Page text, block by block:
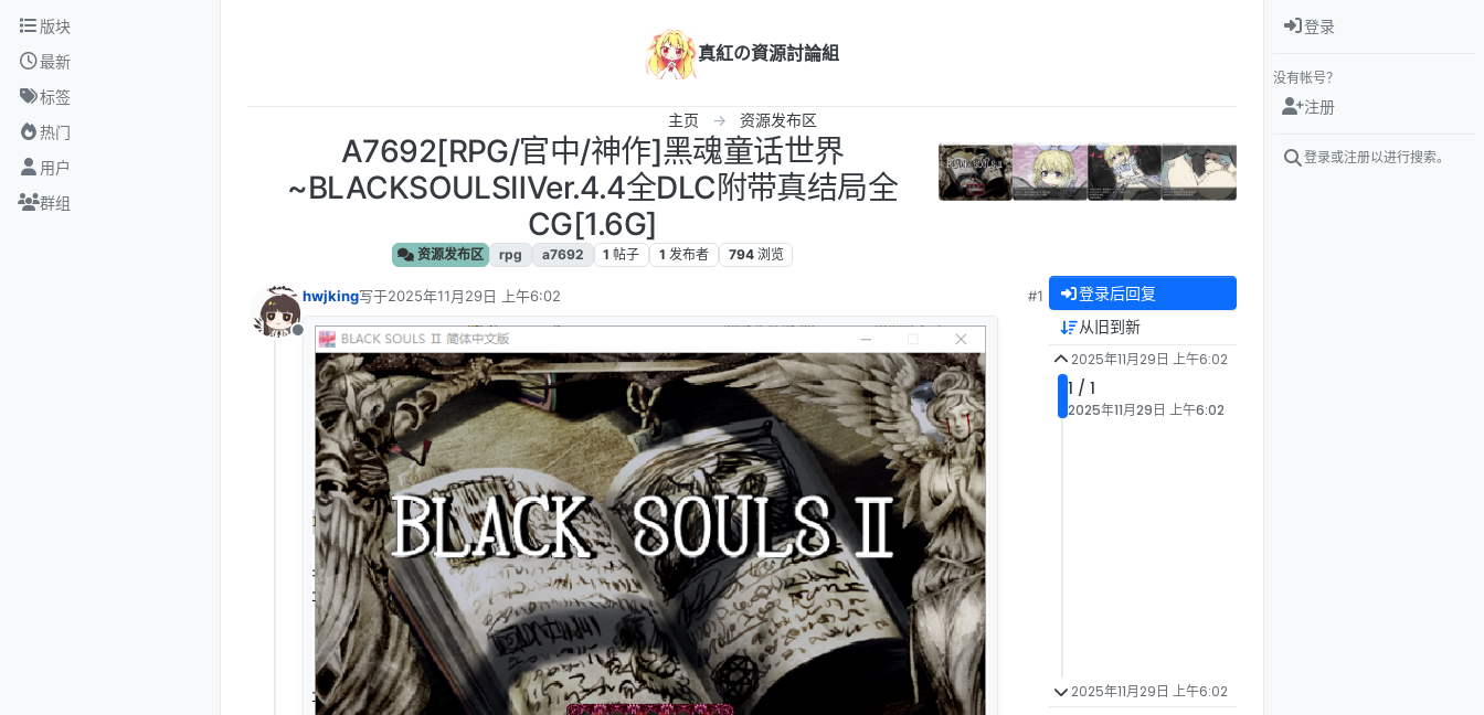
跳转至内容
版块
最新
标签
热门
用户
群组
真紅の資源討論組
主页 资源发布区
A7692[RPG/官中/神作]黑魂童话世界
~BLACKSOULSⅡVer.4.4全DLC附带真结局全
CG[1.6G]
资源发布区 rpg a7692 1 帖子 1 发布者 794 浏览
离线
hwjking写于2025年11月29日 上午6:02
最后由 编辑
#1 登录后回复
从旧到新
2025年11月29日 上午6:02
1 / 1
2025年11月29日 上午6:02
2025年11月29日 上午6:02
登录
没有帐号？
注册
登录或注册以进行搜索。